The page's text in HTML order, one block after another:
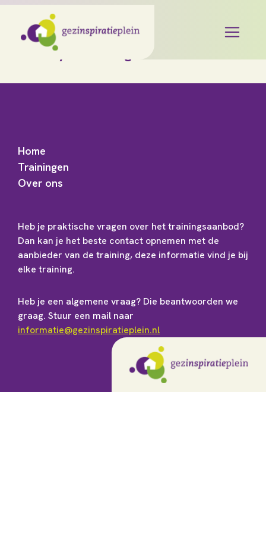
Privacyverklaring
Home
Trainingen
Over ons
Heb je praktische vragen over het trainingsaanbod?
Dan kan je het beste contact opnemen met de
aanbieder van de training, deze informatie vind je bij
elke training.
Heb je een algemene vraag? Die beantwoorden we
graag. Stuur een mail naar
informatie@gezinspiratieplein.nl